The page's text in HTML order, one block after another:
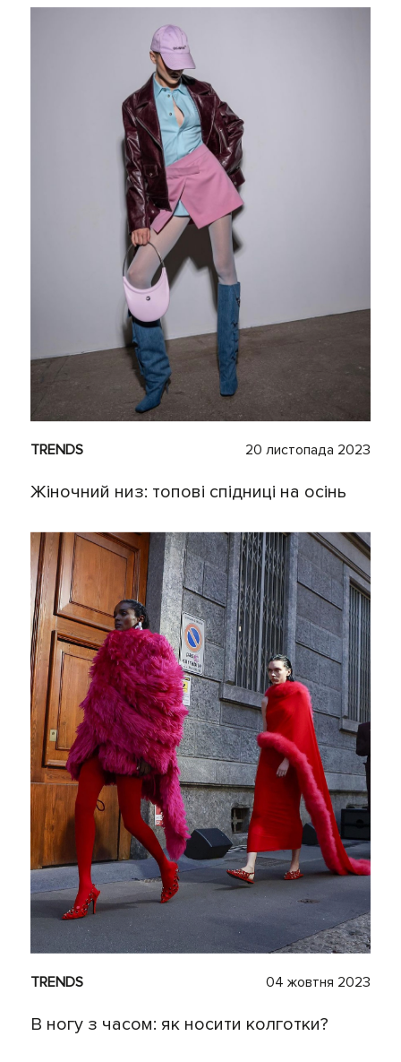
TRENDS 20 листопада 2023
Жіночний низ: топові спідниці на осінь
TRENDS 04 жовтня 2023
В ногу з часом: як носити колготки?